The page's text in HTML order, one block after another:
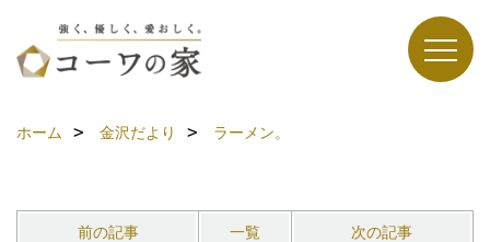
ホーム 金沢だより ラーメン。
前の記事 一覧 次の記事